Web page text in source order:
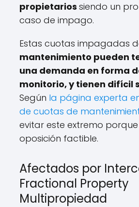
propietarios siendo un
caso de impago.
Estas cuotas impagadas
mantenimiento pueden
una demanda en forma
monitorio, y tienen difícil
Según la página experta
de cuotas de
evitar este extremo
oposición factible.
Afectados por
Fractional Property
Multipropiedad